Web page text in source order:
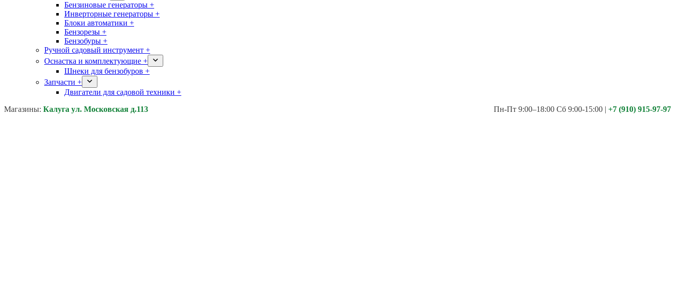
Бензиновые генераторы +
Инверторные генераторы +
Блоки автоматики +
Бензорезы +
Бензобуры +
Ручной садовый инструмент +
Оснастка и комплектующие +
Шнеки для бензобуров +
Запчасти +
Двигатели для садовой техники +
Магазины: Калуга ул. Московская д.113 Пн-Пт 9:00–18:00 Сб 9:00-15:00 | +7 (910) 915-97-97